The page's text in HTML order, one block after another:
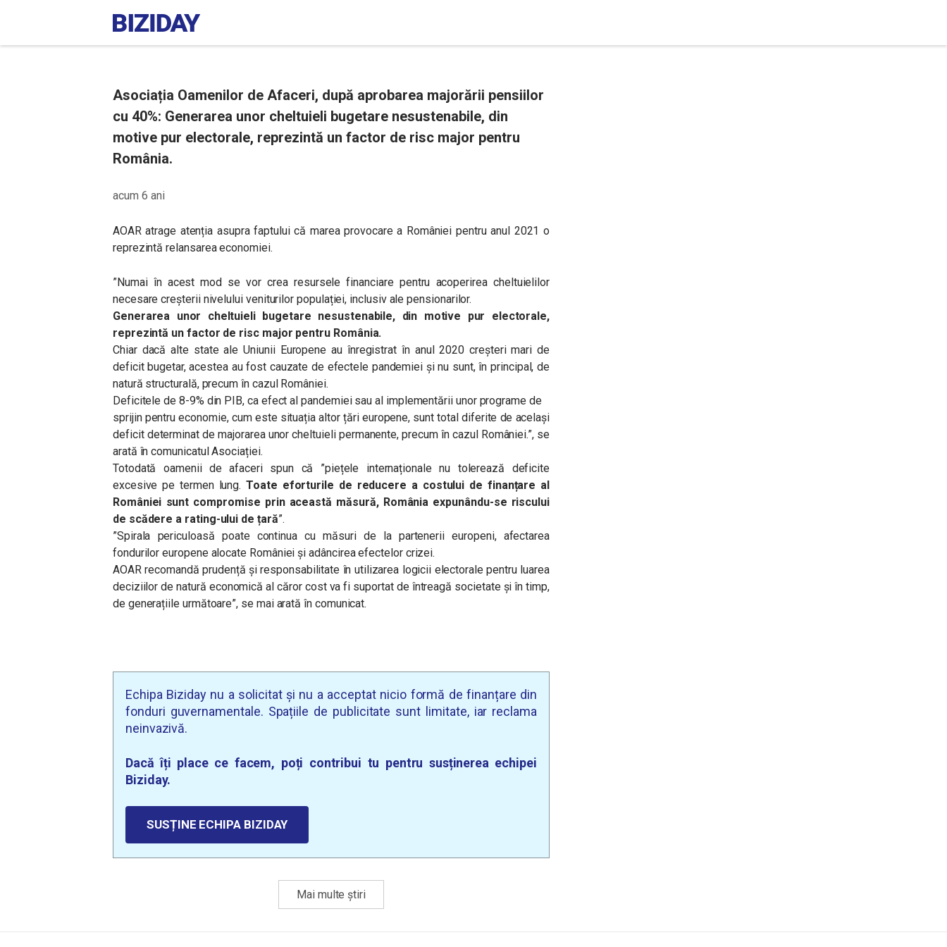
Asociația Oamenilor de Afaceri, după aprobarea majorării pensiilor
cu 40%: Generarea unor cheltuieli bugetare nesustenabile, din
motive pur electorale, reprezintă un factor de risc major pentru
România.
acum 6 ani
AOAR atrage atenția asupra faptului că marea provocare a României pentru anul 2021 o
reprezintă relansarea economiei.
”Numai în acest mod se vor crea resursele financiare pentru acoperirea cheltuielilor
necesare creșterii nivelului veniturilor populației, inclusiv ale pensionarilor.
Generarea unor cheltuieli bugetare nesustenabile, din motive pur electorale,
reprezintă un factor de risc major pentru România.
Chiar dacă alte state ale Uniunii Europene au înregistrat în anul 2020 creșteri mari de
deficit bugetar, acestea au fost cauzate de efectele pandemiei și nu sunt, în principal, de
natură structurală, precum în cazul României.
Deficitele de 8-9% din PIB, ca efect al pandemiei sau al implementării unor programe de
sprijin pentru economie, cum este situația altor țări europene, sunt total diferite de același
deficit determinat de majorarea unor cheltuieli permanente, precum în cazul României.”, se
arată în comunicatul Asociației.
Totodată oamenii de afaceri spun că ”piețele internaționale nu tolerează deficite
excesive pe termen lung.Toate eforturile de reducere a costului de finanțare al
României sunt compromise prin această măsură, România expunându-se riscului
de scădere a rating-ului de țară”.
”Spirala periculoasă poate continua cu măsuri de la partenerii europeni, afectarea
fondurilor europene alocate României și adâncirea efectelor crizei.
AOAR recomandă prudență și responsabilitate în utilizarea logicii electorale pentru luarea
deciziilor de natură economică al căror cost va fi suportat de întreagă societate și în timp,
de generațiile următoare”, se mai arată în comunicat.
Echipa Biziday nu a solicitat și nu a acceptat nicio formă de finanțare din
fonduri guvernamentale. Spațiile de publicitate sunt limitate, iar reclama
neinvazivă.
Dacă îți place ce facem, poți contribui tu pentru susținerea echipei
Biziday.
SUSȚINE ECHIPA BIZIDAY
Mai multe știri